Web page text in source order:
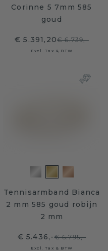
Corinne 5 7mm 585
goud
€ 5.391,20€ 6.739,-
Excl. Tax & BTW
Tennisarmband Bianca
2 mm 585 goud robijn
2 mm
€ 5.436,-€ 6.795,-
Excl. Tax & BTW